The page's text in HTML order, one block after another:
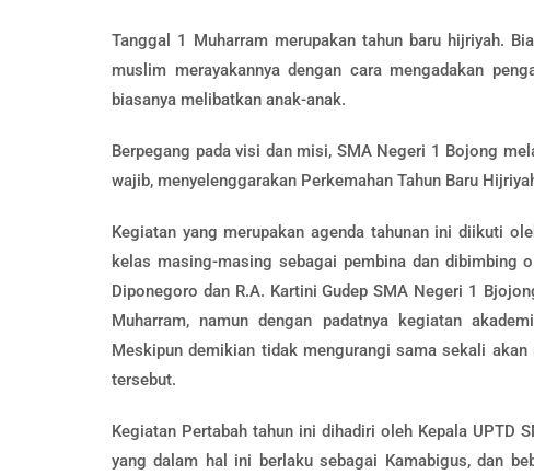
Tanggal 1 Muharram merupakan tahun baru hijriyah.
muslim merayakannya dengan cara mengadakan
biasanya melibatkan anak-anak.
Berpegang pada visi dan misi, SMA Negeri 1 Bojong
wajib, menyelenggarakan Perkemahan Tahun Baru
Kegiatan yang merupakan agenda tahunan ini diikuti
kelas masing-masing sebagai pembina dan dibimbing
Diponegoro dan R.A. Kartini Gudep SMA Negeri 1
Muharram, namun dengan padatnya kegiatan
Meskipun demikian tidak mengurangi sama sekali
tersebut.
Kegiatan Pertabah tahun ini dihadiri oleh Kepala UPTD
yang dalam hal ini berlaku sebagai Kamabigus, dan